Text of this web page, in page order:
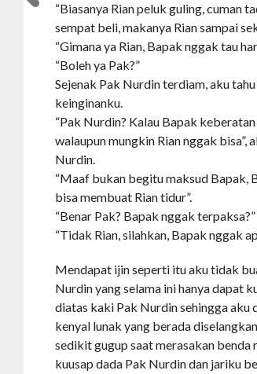
“Biasanya Rian peluk guling, cuman
sempat beli, makanya Rian sampai
“Gimana ya Rian, Bapak nggak tau
“Boleh ya Pak?”
Sejenak Pak Nurdin terdiam, aku
keinginanku.
“Pak Nurdin? Kalau Bapak
walaupun mungkin Rian nggak
Nurdin.
“Maaf bukan begitu maksud Bapak,
bisa membuat Rian tidur”.
“Benar Pak? Bapak nggak terpaksa?”
“Tidak Rian, silahkan, Bapak nggak
Mendapat ijin seperti itu aku tidak
Nurdin yang selama ini hanya dapat
diatas kaki Pak Nurdin sehingga aku
kenyal lunak yang berada
sedikit gugup saat merasakan
kuusap dada Pak Nurdin dan jariku